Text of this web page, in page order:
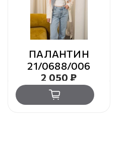
ПАЛАНТИН
21/0688/006
2 050 ₽